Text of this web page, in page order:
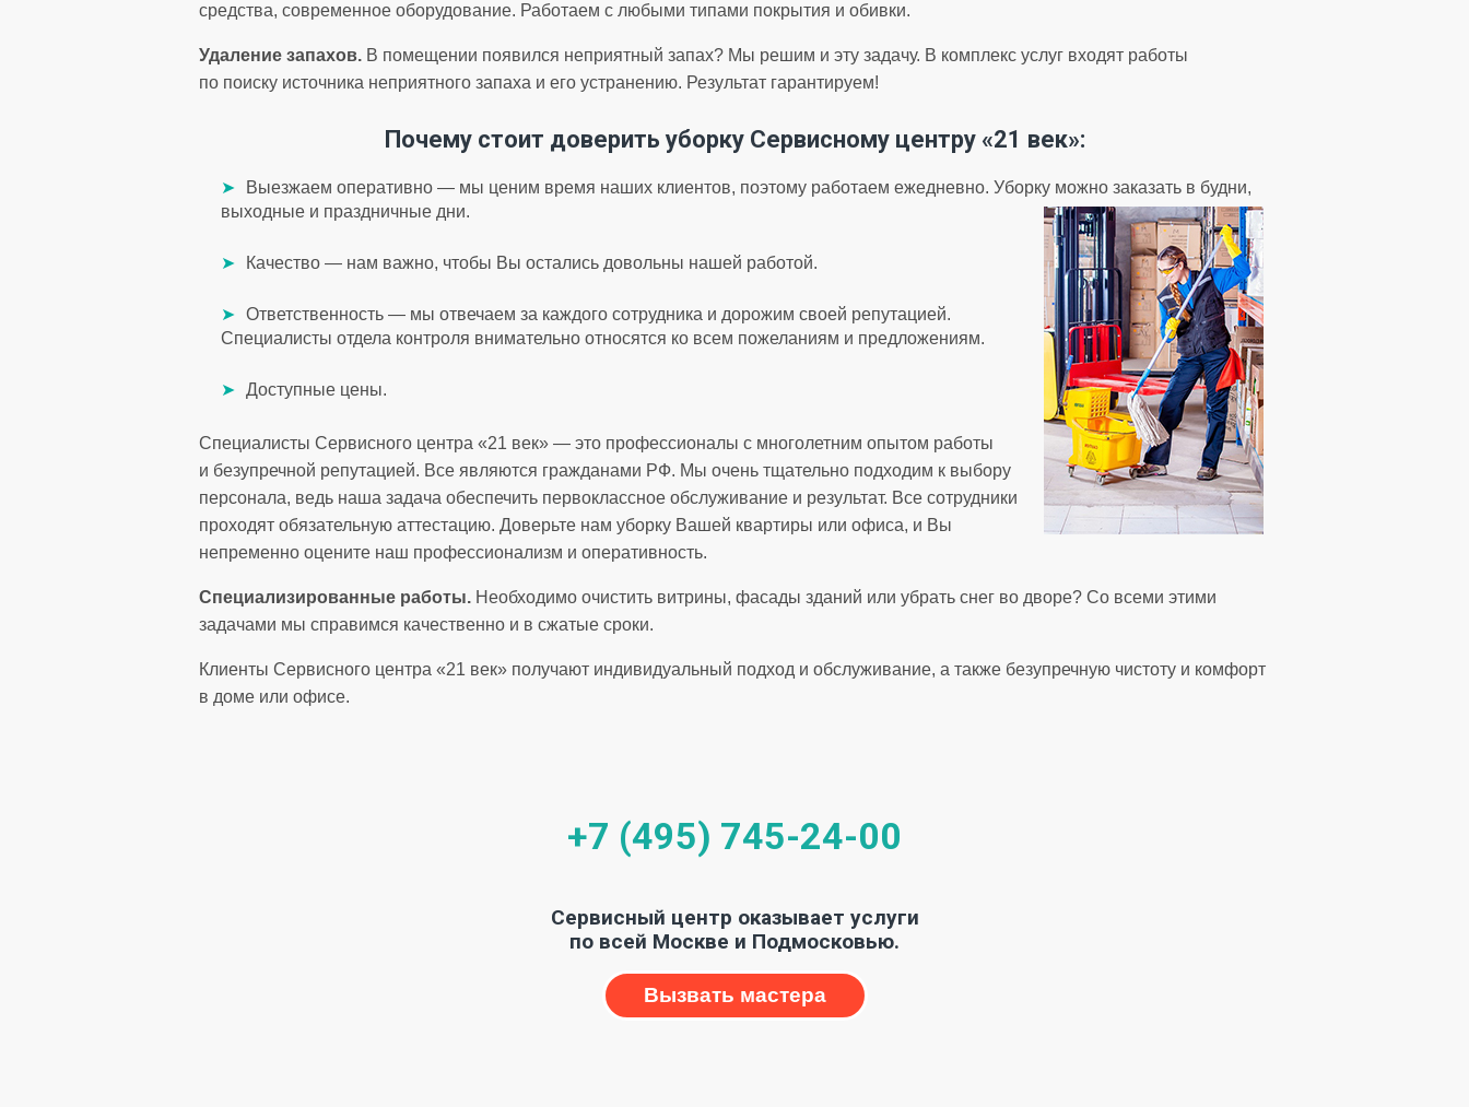
средства, современное оборудование. Работаем с любыми типами покрытия и обивки.
Удаление запахов. В помещении появился неприятный запах? Мы решим и эту задачу. В комплекс услуг входят работы
по поиску источника неприятного запаха и его устранению. Результат гарантируем!
Почему стоит доверить уборку Сервисному центру «21 век»:
Выезжаем оперативно — мы ценим время наших клиентов, поэтому работаем ежедневно. Уборку можно заказать в будни,
выходные и праздничные дни.
Качество — нам важно, чтобы Вы остались довольны нашей работой.
Ответственность — мы отвечаем за каждого сотрудника и дорожим своей репутацией.
Специалисты отдела контроля внимательно относятся ко всем пожеланиям и предложениям.
Доступные цены.
Специалисты Сервисного центра «21 век» — это профессионалы с многолетним опытом работы
и безупречной репутацией. Все являются гражданами РФ. Мы очень тщательно подходим к выбору
персонала, ведь наша задача обеспечить первоклассное обслуживание и результат. Все сотрудники
проходят обязательную аттестацию. Доверьте нам уборку Вашей квартиры или офиса, и Вы
непременно оцените наш профессионализм и оперативность.
Специализированные работы. Необходимо очистить витрины, фасады зданий или убрать снег во дворе? Со всеми этими
задачами мы справимся качественно и в сжатые сроки.
Клиенты Сервисного центра «21 век» получают индивидуальный подход и обслуживание, а также безупречную чистоту и комфорт
в доме или офисе.
+7 (495) 745-24-00
Сервисный центр оказывает услуги
по всей Москве и Подмосковью.
Вызвать мастера